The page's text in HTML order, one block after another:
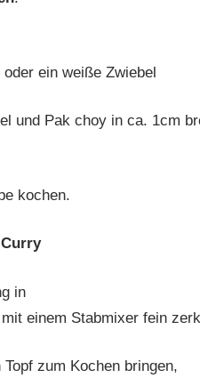
ein weiße Zwiebel
und Pak choy in ca. 1cm
kochen.
Curry
in
einem Stabmixer fein
zum Kochen bringen,